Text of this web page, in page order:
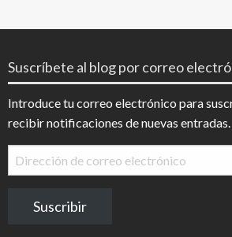
Suscríbete al blog por correo
Introduce tu correo electrónico para
recibir notificaciones de nuevas entradas.
Dirección
de
electrónico
Suscribir